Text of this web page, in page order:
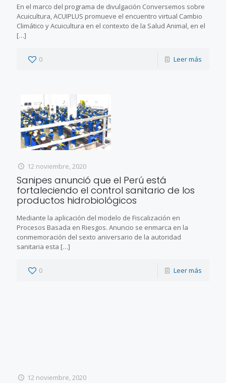
En el marco del programa de divulgación Conversemos sobre
Acuicultura, ACUIPLUS promueve el encuentro virtual Cambio
Climático y Acuicultura en el contexto de la Salud Animal, en el
[…]
0 Leer más
12 noviembre, 2020
Sanipes anunció que el Perú está
fortaleciendo el control sanitario de los
productos hidrobiológicos
Mediante la aplicación del modelo de Fiscalización en
Procesos Basada en Riesgos. Anuncio se enmarca en la
conmemoración del sexto aniversario de la autoridad
sanitaria esta […]
0 Leer más
12 noviembre, 2020